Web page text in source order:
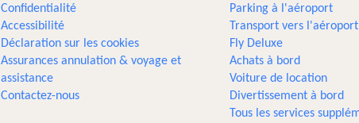
Confidentialité
Accessibilité
Déclaration sur les cookies
Assurances annulation & voyage et
assistance
Contactez-nous
Parking à l'aéroport
Transport vers l'aéroport
Fly Deluxe
Achats à bord
Voiture de location
Divertissement à bord
Tous les services